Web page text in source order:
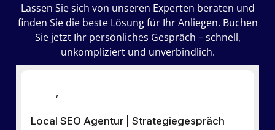
Lassen Sie sich von unseren Experten beraten und
finden Sie die beste Lösung für Ihr Anliegen. Buchen
Sie jetzt Ihr persönliches Gespräch – schnell,
unkompliziert und unverbindlich.